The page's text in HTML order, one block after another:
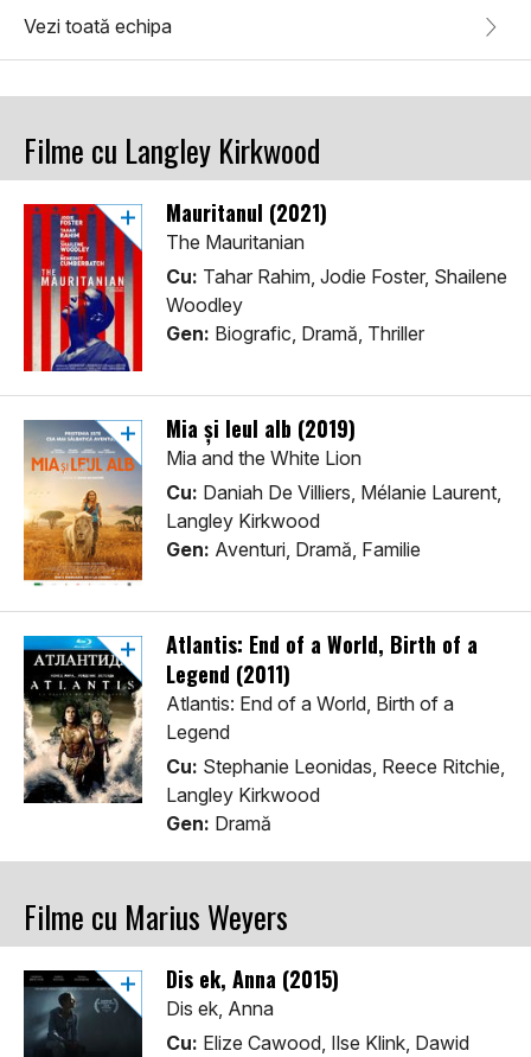
Vezi toată echipa
Filme cu Langley Kirkwood
Mauritanul (2021)
The Mauritanian
Cu: Tahar Rahim, Jodie Foster, Shailene
Woodley
Gen: Biografic, Dramă, Thriller
Mia și leul alb (2019)
Mia and the White Lion
Cu: Daniah De Villiers, Mélanie Laurent,
Langley Kirkwood
Gen: Aventuri, Dramă, Familie
Atlantis: End of a World, Birth of a
Legend (2011)
Atlantis: End of a World, Birth of a
Legend
Cu: Stephanie Leonidas, Reece Ritchie,
Langley Kirkwood
Gen: Dramă
Filme cu Marius Weyers
Dis ek, Anna (2015)
Dis ek, Anna
Cu: Elize Cawood, Ilse Klink, Dawid